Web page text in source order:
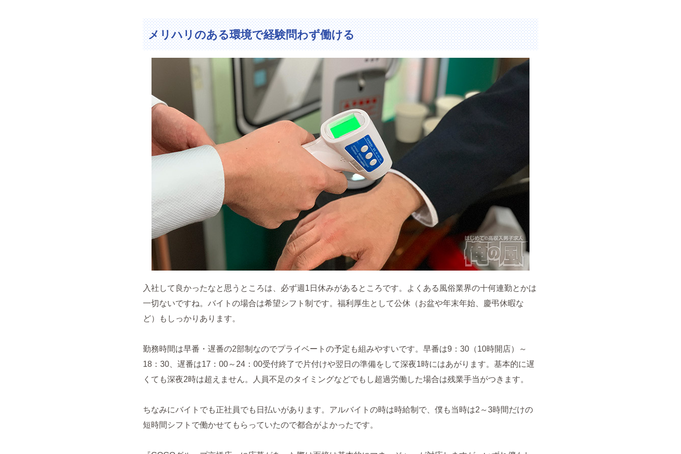
メリハリのある環境で経験問わず働ける
入社して良かったなと思うところは、必ず週1日休みがあるところです。よくある風俗業界の十何連勤とかは
一切ないですね。バイトの場合は希望シフト制です。福利厚生として公休（お盆や年末年始、慶弔休暇な
ど）もしっかりあります。
勤務時間は早番・遅番の2部制なのでプライベートの予定も組みやすいです。早番は9：30（10時開店）～
18：30、遅番は17：00～24：00受付終了で片付けや翌日の準備をして深夜1時にはあがります。基本的に遅
くても深夜2時は超えません。人員不足のタイミングなどでもし超過労働した場合は残業手当がつきます。
ちなみにバイトでも正社員でも日払いがあります。アルバイトの時は時給制で、僕も当時は2～3時間だけの
短時間シフトで働かせてもらっていたので都合がよかったです。